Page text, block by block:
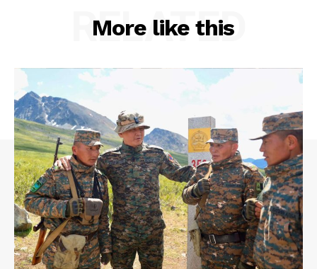
Subscription PlansMore like this
RELATED